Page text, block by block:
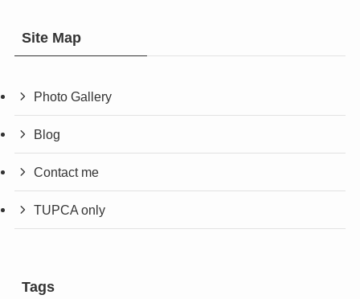
Site Map
Photo Gallery
Blog
Contact me
TUPCA only
Tags